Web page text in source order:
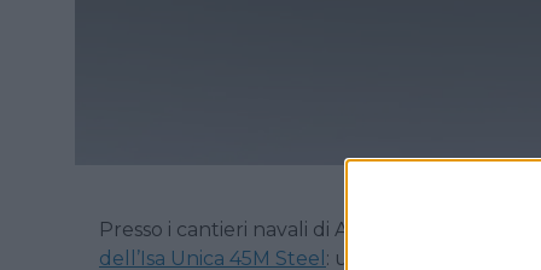
Presso i cantieri navali di Ancona si è tenuta la
dell’Isa Unica 45M Steel : un passaggio che